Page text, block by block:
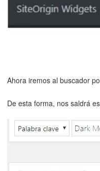
Ahora iremos al buscador
De esta forma, nos saldrá